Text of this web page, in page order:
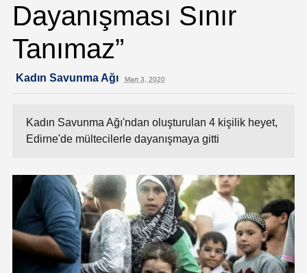
Dayanışması Sınır
Tanımaz”
Kadın Savunma Ağı Mart 3, 2020
Kadın Savunma Ağı'ndan oluşturulan 4 kişilik heyet,
Edirne'de mültecilerle dayanışmaya gitti